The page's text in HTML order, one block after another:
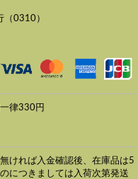
（0310）
律330円
ければ入金確認後、在庫品は5
につきましては入荷次第発送